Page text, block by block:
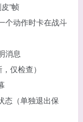
”帧
个动作时卡在战斗
消息
仅检查）
态（单独退出保